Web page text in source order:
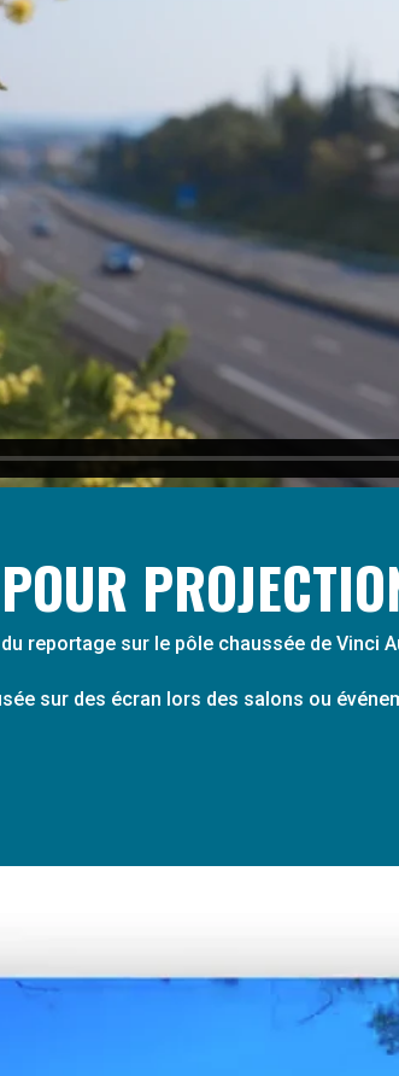
reportage sur le pôle chaussée de Vinci
sur des écran lors des salons ou